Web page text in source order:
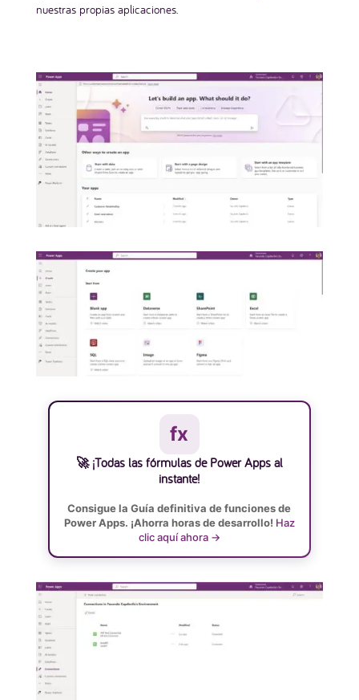
nuestras propias aplicaciones.
fx
🚀 ¡Todas las fórmulas de Power Apps al
instante!
Consigue la Guía definitiva de funciones de
Power Apps. ¡Ahorra horas de desarrollo! Haz
clic aquí ahora →